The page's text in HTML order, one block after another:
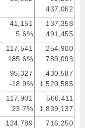
437,062
41,151
5.6%
137,358
491,455
117,541
185.6%
254,900
789,093
95,327
-18.9%
430,587
1,520,585
117,901
23.7%
566,411
1,839,137
124,789
716,250